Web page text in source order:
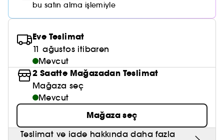
Maske
Cilt Bakım Setleri
Saç Bakım Setleri
Okyanus Esansı
Nemlendirici Bakım
Kızarıklık için Bakım
Sıkılaştırıcı ve Lifting Etkili Bakım
Cilt Tonu Eşitsizliği için Bakım
Işıltı Veren Bakım
Karma ve Yağlı Saçlar
CHAMPO
LE MONDE GOURMAND
SUMMER FRIDAYS
ERBORIAN
OLAPLEX
KÉRASTASE
TANGLE TEEZER
SUPERGOOP!
GISOU
OUAI
AMIKA
KAYALI
LE MONDE GOURMAND
bu satın alma işlemiyle
Eve Teslimat
11 ağustos itibaren
Mevcut
2 Saatte Mağazadan Teslimat
Mağaza seç
Mevcut
Mağaza seç
Teslimat ve iade hakkında daha fazla